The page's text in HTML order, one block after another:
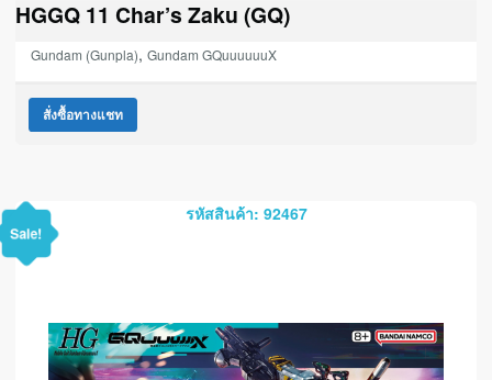
HGGQ 11 Char’s Zaku (GQ)
Gundam (Gunpla), Gundam GQuuuuuuX
สั่งซื้อทางแชท
รหัสสินค้า: 92467
Sale!